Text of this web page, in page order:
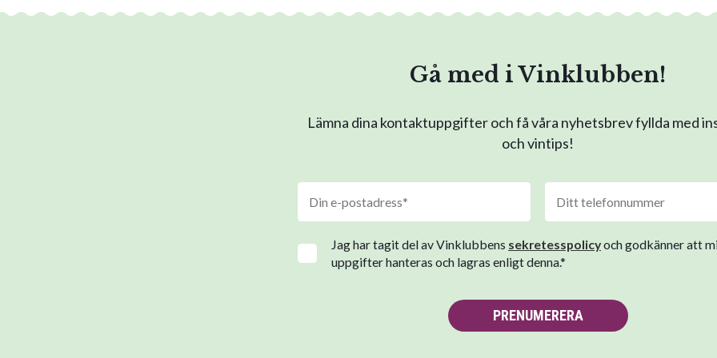
Gå med i Vinklubben!
Lämna dina kontaktuppgifter och få våra nyhetsbrev fyllda med
och vintips!
Jag har tagit del av Vinklubbens sekretesspolicyoch godkänner att
uppgifter hanteras och lagras enligt denna.*
PRENUMERERA